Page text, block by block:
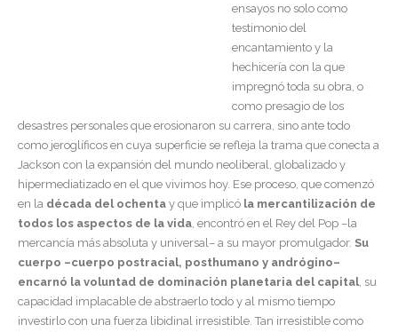
ensayos no solo como
testimonio del
encantamiento y la
hechicería con la que
impregnó toda su obra, o
como presagio de los
desastres personales que erosionaron su carrera, sino ante todo
como jeroglíficos en cuya superficie se refleja la trama que conecta a
Jackson con la expansión del mundo neoliberal, globalizado y
hipermediatizado en el que vivimos hoy. Ese proceso, que comenzó
en la década del ochenta y que implicó la mercantilización de
todos los aspectos de la vida , encontró en el Rey del Pop –la
mercancía más absoluta y universal– a su mayor promulgador. Su
cuerpo –cuerpo postracial, posthumano y andrógino–
encarnó la voluntad de dominación planetaria del capital , su
capacidad implacable de abstraerlo todo y al mismo tiempo
investirlo con una fuerza libidinal irresistible. Tan irresistible como